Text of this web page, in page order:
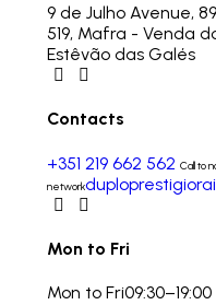
9 de Julho Avenue,
519, Mafra - Venda
Estêvão das Galés
Contacts
+351 219 662 562 Call to
network
Mon to Fri
Mon to Fri09:30–19:00